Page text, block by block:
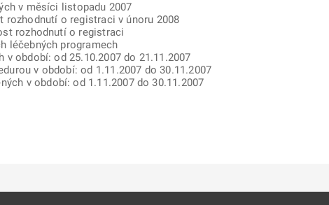
v měsíci listopadu 2007
rozhodnutí o registraci v únoru 2008
rozhodnutí o registraci
léčebných programech
období: od 25.10.2007 do 21.11.2007
v období: od 1.11.2007 do 30.11.2007
v období: od 1.11.2007 do 30.11.2007